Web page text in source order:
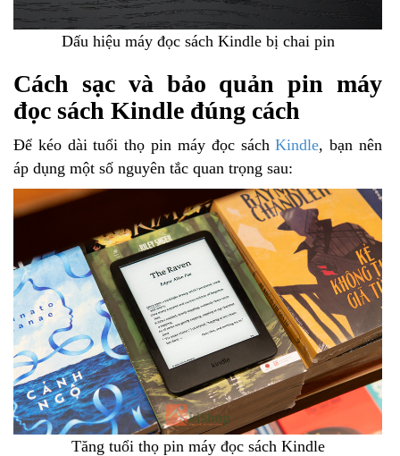
Dấu hiệu máy đọc sách Kindle bị chai pin
Cách sạc và bảo quản pin máy
đọc sách Kindle đúng cách
Để kéo dài tuổi thọ pin máy đọc sáchKindle, bạn nên
áp dụng một số nguyên tắc quan trọng sau:
Tăng tuổi thọ pin máy đọc sách Kindle